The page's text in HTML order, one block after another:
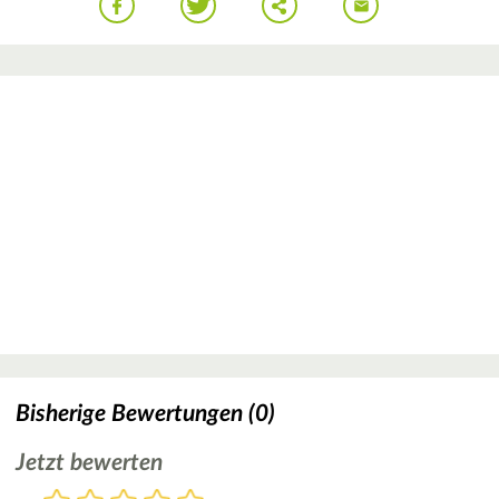
Bisherige Bewertungen (0)
Jetzt bewerten